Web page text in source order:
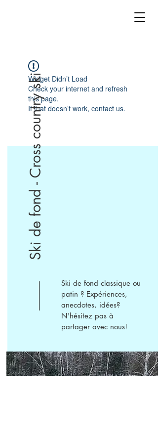
Widget Didn’t Load
Check your internet and refresh
this page.
If that doesn’t work, contact us.
Ski de fond - Cross country ski
Ski de fond classique ou
patin ? Expériences,
anecdotes, idées?
N'hésitez pas à
partager avec nous!